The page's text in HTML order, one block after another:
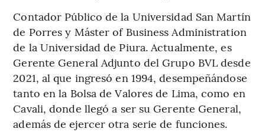
Contador Público de la Universidad San Martín
de Porres y Máster of Business Administration
de la Universidad de Piura. Actualmente, es
Gerente General Adjunto del Grupo BVL desde
2021, al que ingresó en 1994, desempeñándose
tanto en la Bolsa de Valores de Lima, como en
Cavali, donde llegó a ser su Gerente General,
además de ejercer otra serie de funciones.